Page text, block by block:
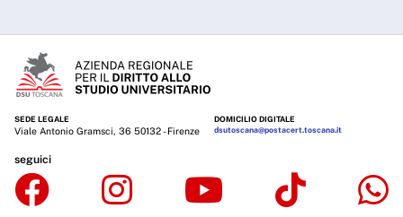
SEDE LEGALE
Viale Antonio Gramsci, 36 50132 - Firenze
DOMICILIO DIGITALE
dsutoscana@postacert.toscana.it
seguici